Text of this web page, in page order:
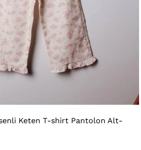
Keten T-shirt Pantolon Alt-